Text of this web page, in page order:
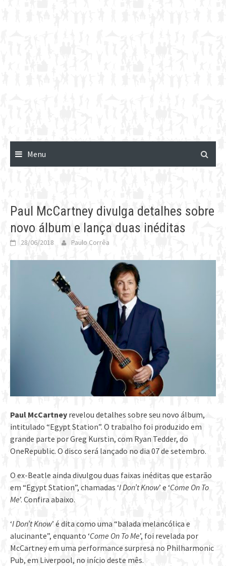
Menu
Paul McCartney divulga detalhes sobre
novo álbum e lança duas inéditas
28/06/2018 Paulo Corrêa
Paul McCartney revelou detalhes sobre seu novo álbum,
intitulado “Egypt Station”. O trabalho foi produzido em
grande parte por Greg Kurstin, com Ryan Tedder, do
OneRepublic. O disco será lançado no dia 07 de setembro.
O ex-Beatle ainda divulgou duas faixas inéditas que estarão
em “Egypt Station”, chamadas ‘I Don’t Know’ e ‘Come On To
Me’. Confira abaixo.
‘I Don’t Know’ é dita como uma “balada melancólica e
alucinante”, enquanto ‘Come On To Me’, foi revelada por
McCartney em uma performance surpresa no Philharmonic
Pub, em Liverpool, no início deste mês.